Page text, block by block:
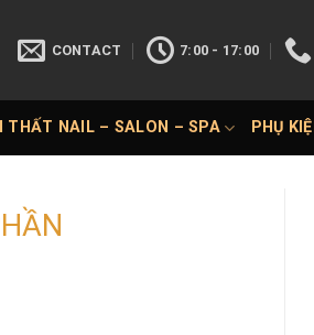
CONTACT 7:00 - 17:00
THẤT NAIL – SALON – SPA PHỤ